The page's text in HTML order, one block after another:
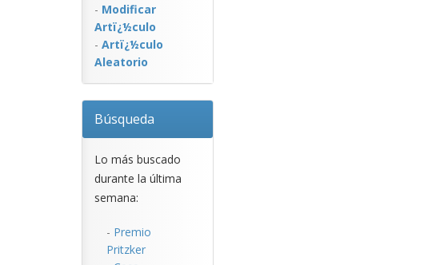
- Modificar
Artï¿½culo
- Artï¿½culo
Aleatorio
Búsqueda
Lo más buscado
durante la última
semana:
- Premio
Pritzker